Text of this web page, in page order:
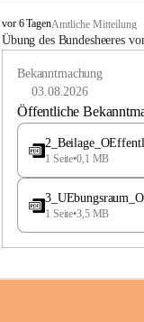
B
u
e
a
vor 6 TagenAmtliche Mitteilung
Übung des Bundesheeres
Bekanntmachung
03.08.2026
Öffentliche
1 Seite•0,1 MB
1 Seite•3,5 MB